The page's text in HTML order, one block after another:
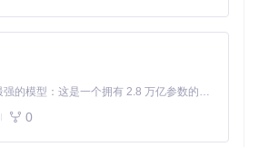
Kimi K3 是Kimi能力最强的模型：这是一个拥有 2.8 万亿参数的混合专家（MoE）模型，具备原生视觉理解能力，并支持 100 万 token 的上下文窗口。
0